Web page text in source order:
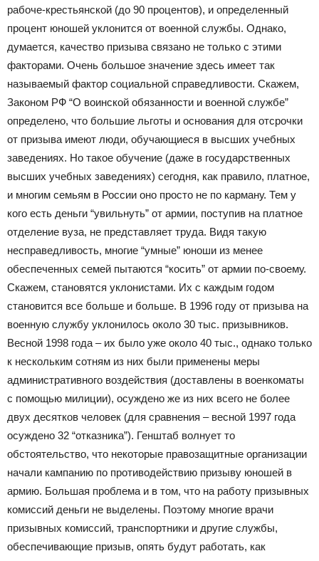
рабоче-крестьянской (до 90 процентов), и определенный
процент юношей уклонится от военной службы. Однако,
думается, качество призыва связано не только с этими
факторами. Очень большое значение здесь имеет так
называемый фактор социальной справедливости. Скажем,
Законом РФ “О воинской обязанности и военной службе”
определено, что большие льготы и основания для отсрочки
от призыва имеют люди, обучающиеся в высших учебных
заведениях. Но такое обучение (даже в государственных
высших учебных заведениях) сегодня, как правило, платное,
и многим семьям в России оно просто не по карману. Тем у
кого есть деньги “увильнуть” от армии, поступив на платное
отделение вуза, не представляет труда. Видя такую
несправедливость, многие “умные” юноши из менее
обеспеченных семей пытаются “косить” от армии по-своему.
Скажем, становятся уклонистами. Их с каждым годом
становится все больше и больше. В 1996 году от призыва на
военную службу уклонилось около 30 тыс. призывников.
Весной 1998 года – их было уже около 40 тыс., однако только
к нескольким сотням из них были применены меры
административного воздействия (доставлены в военкоматы
с помощью милиции), осуждено же из них всего не более
двух десятков человек (для сравнения – весной 1997 года
осуждено 32 “отказника”). Генштаб волнует то
обстоятельство, что некоторые правозащитные организации
начали кампанию по противодействию призыву юношей в
армию. Большая проблема и в том, что на работу призывных
комиссий деньги не выделены. Поэтому многие врачи
призывных комиссий, транспортники и другие службы,
обеспечивающие призыв, опять будут работать, как